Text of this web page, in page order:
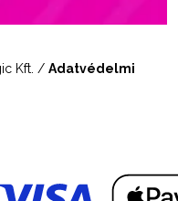
Kft. / Adatvédelmi